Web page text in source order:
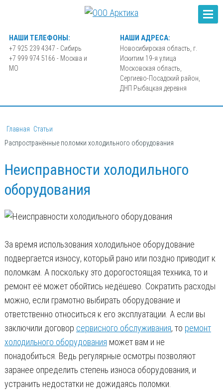
НАШИ ТЕЛЕФОНЫ:
+7 925 239 4347 - Сибирь
+7 999 974 5166 - Москва и
МО
НАШИ АДРЕСА:
Новосибирская область, г.
Искитим 19-я улица
Московская область,
Сергиево-Посадский район,
ДНП Рыбацкая деревня
Главная Cтатьи
Распространённые поломки холодильного оборудования
Неисправности холодильного
оборудования
За время использования холодильное оборудование
подвергается износу, который рано или поздно приводит к
поломкам. А поскольку это дорогостоящая техника, то и
ремонт её может обойтись недёшево. Сократить расходы
можно, если грамотно выбирать оборудование и
ответственно относиться к его эксплуатации. А если вы
заключили договор сервисного обслуживания, то ремонт
холодильного оборудования может вам и не
понадобиться. Ведь регулярные осмотры позволяют
заранее определить степень износа оборудования, и
устранить недостатки не дожидаясь поломки.